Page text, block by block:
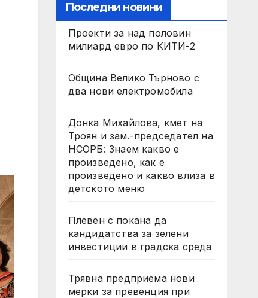
Последни новини
Проекти за над половин
милиард евро по КИТИ-2
Община Велико Търново с
два нови електромобила
Донка Михайлова, кмет на
Троян и зам.-председател на
НСОРБ: Знаем какво е
произведено, как е
произведено и какво влиза в
детското меню
Плевен с покана да
кандидатства за зелени
инвестиции в градска среда
Трявна предприема нови
мерки за превенция при